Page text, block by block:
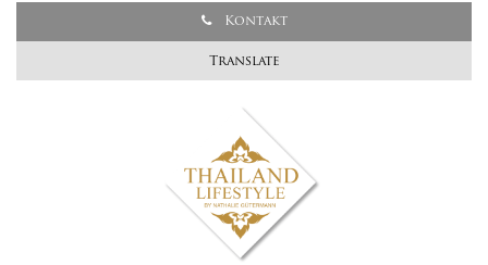
Kontakt
Translate